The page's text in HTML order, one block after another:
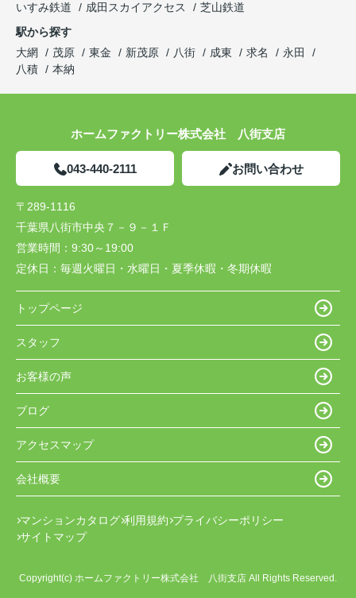
いすみ鉄道
成田スカイアクセス
芝山鉄道
駅から探す
大網
茂原 東金 新茂原 八街 成東 求名
永田
八積
本納
ホームファクトリー株式会社 八街支店
043-440-2111 お問い合わせ
〒289-1116
千葉県八街市中央７－９－１Ｆ
営業時間： 9:30～19:00
定休日： 毎週火曜日・水曜日・夏季休暇・冬期休暇
トップページ
スタッフ
お客様の声
ブログ
アクセスマップ
会社概要
マンションカタログ 利用規約 プライバシーポリシー
サイトマップ
Copyright(c) ホームファクトリー株式会社 八街支店 All Rights Reserved.